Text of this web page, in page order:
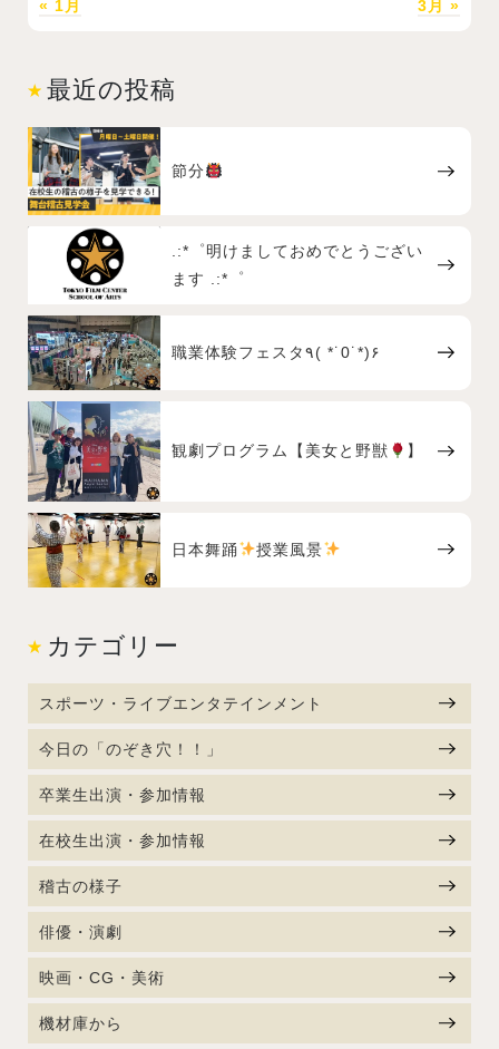
« 1月 3月 »
最近の投稿
節分
.:*゜明けましておめでとうござい
ます .:*゜
職業体験フェスタ٩( *˙0˙*)۶
観劇プログラム【美女と野獣 】
日本舞踊 授業風景
カテゴリー
スポーツ・ライブエンタテインメント
今日の「のぞき穴！！」
卒業生出演・参加情報
在校生出演・参加情報
稽古の様子
俳優・演劇
映画・CG・美術
機材庫から